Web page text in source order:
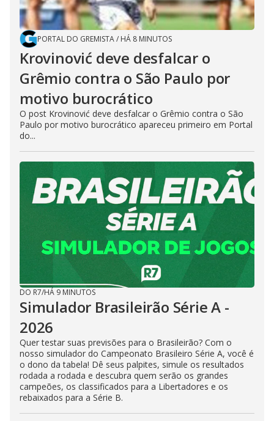
PORTAL DO GREMISTA/ HÁ 8 MINUTOS
Krovinović deve desfalcar o
Grêmio contra o São Paulo por
motivo burocrático
O post Krovinović deve desfalcar o Grêmio contra o São
Paulo por motivo burocrático apareceu primeiro em Portal
do...
DO R7/HÁ 9 MINUTOS
Simulador Brasileirão Série A -
2026
Quer testar suas previsões para o Brasileirão? Com o
nosso simulador do Campeonato Brasileiro Série A, você é
o dono da tabela! Dê seus palpites, simule os resultados
rodada a rodada e descubra quem serão os grandes
campeões, os classificados para a Libertadores e os
rebaixados para a Série B.